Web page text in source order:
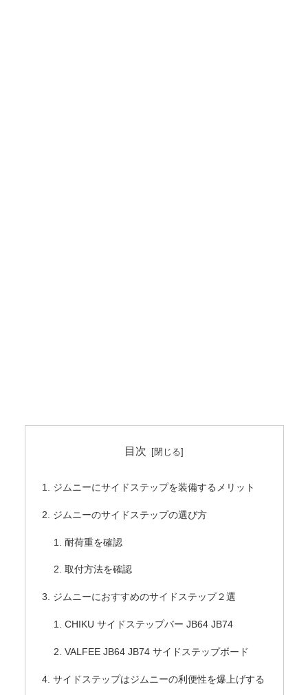
目次
ジムニーにサイドステップを装備するメリット
ジムニーのサイドステップの選び方
耐荷重を確認
取付方法を確認
ジムニーにおすすめのサイドステップ２選
CHIKU サイドステップバー JB64 JB74
VALFEE JB64 JB74 サイドステップボード
サイドステップはジムニーの利便性を爆上げする